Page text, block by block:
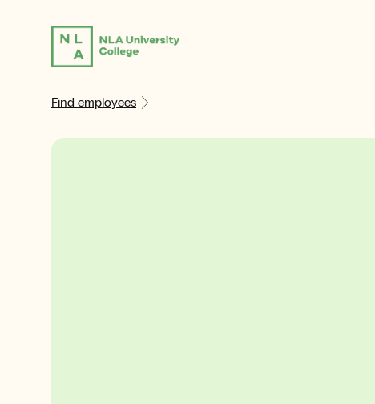
Find employees